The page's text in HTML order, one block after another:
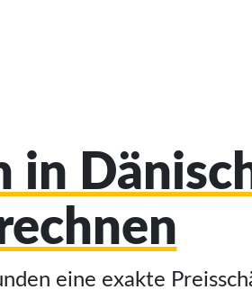
in
eine exakte